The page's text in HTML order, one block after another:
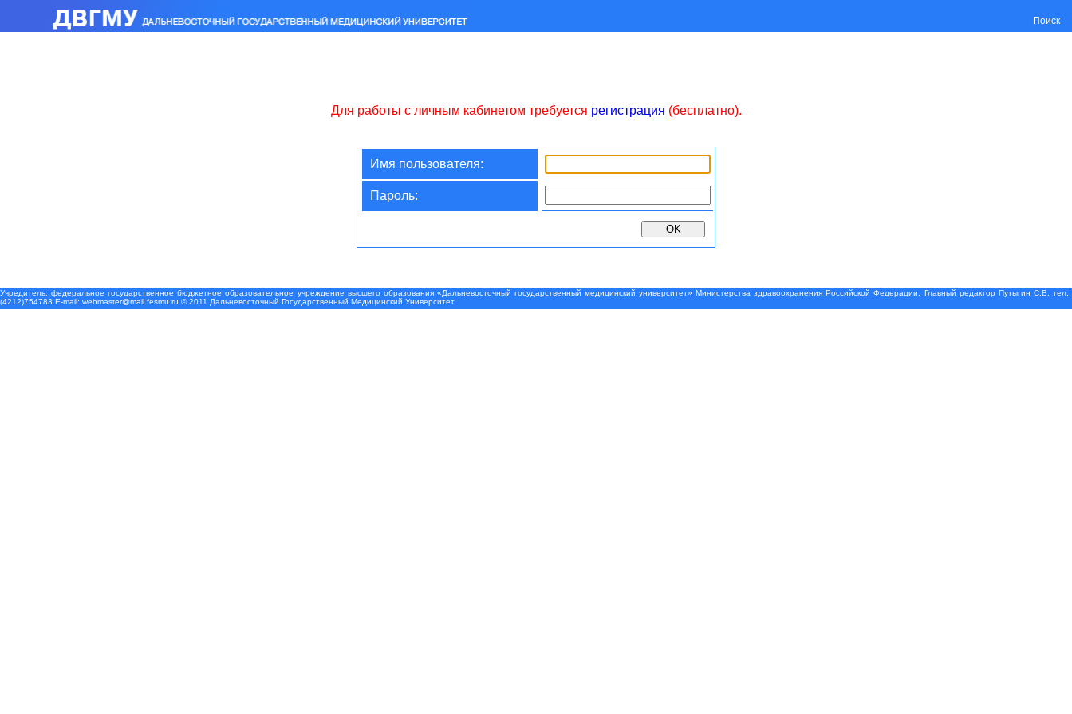
Поиск
Для работы с личным кабинетом требуется регистрация (бесплатно).
Имя пользователя:
Пароль:
Учредитель: федеральное государственное бюджетное образовательное учреждение высшего образования «Дальневосточный государственный медицинский университет» Министерства здравоохранения Российской Федерации. Главный редактор Путыгин С.В. тел.:
(4212)754783 Е-mail: webmaster@mail.fesmu.ru © 2011 Дальневосточный Государственный Медицинский Университет